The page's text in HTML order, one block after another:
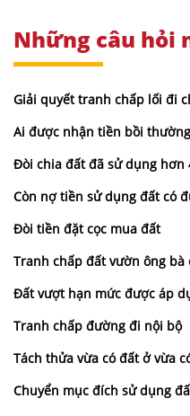
Những câu hỏi
Giải quyết tranh chấp lối đi
Ai được nhận tiền bồi
Đòi chia đất đã sử dụng hơn
Còn nợ tiền sử dụng đất có
Đòi tiền đặt cọc mua đất
Tranh chấp đất vườn ông bà
Đất vượt hạn mức được áp
Tranh chấp đường đi nội bộ
Tách thửa vừa có đất ở vừa
Chuyển mục đích sử dụng